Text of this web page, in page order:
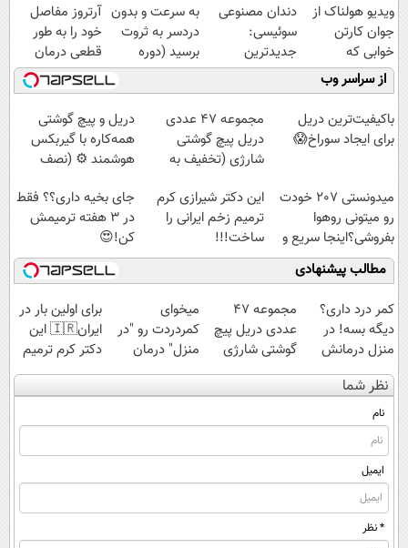
ویدیو هولناک از
جوان کارتن
خوابی که
میلیاردر شد.
آموزش رایگان
دندان مصنوعی
سوئیسی:
جدیدترین
فناوری اروپا،
سبک و مقاوم |
پرداخت قسطی
به سرعت و بدون
دردسر به ثروت
برسید (دوره
کاملا رایگان
پولسازی)
آرتروز مفاصل
خود را به طور
قطعی درمان
کنید!
◗پرسش‌نامه◖
از سراسر وب
باکیفیت‌ترین دریل
برای ایجاد سوراخ😱
مجموعه 47 عددی
دریل پیچ گوشتی
شارژی (تخفیف به
دریل و پیچ گوشتی
همه‌کاره با گیربکس
هوشمند ⚙️ (نصف
میدونستی 207 خودت
رو میتونی روهوا
بفروشی؟اینجا سریع و
راحت بفروش
این دکتر شیرازی کرم
ترمیم زخم ایرانی را
ساخت!!!
جای بخیه داری؟؟ فقط
در 3 هفته ترمیمش
کن!😍
مطالب پیشنهادی
کمر درد داری؟
دیگه بسه! در
منزل درمانش
کن
(◀پرسش‌نامه)
مجموعه 47
عددی دریل پیچ
گوشتی شارژی
(تخفیف به مدت
محدود)
میخوای
کمردردت رو "در
منزل" درمان
کنی؟ (◂فیلم +
◂پرسش‌نامه)
برای اولین بار در
ایران🇮🇷 این
دکتر کرم ترمیم
کننده 23 روزه
ساخت!
نظر شما
نام
ایمیل
* نظر